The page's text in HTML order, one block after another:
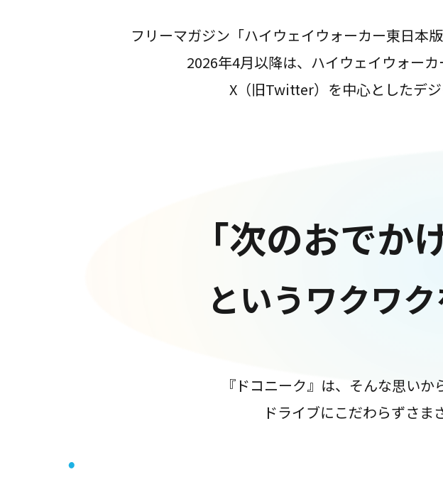
フリーマガジン「ハイウェイウォーカー東日本
2026年4月以降は、ハイウェイウォー
X（旧Twitter）を中心としたデ
「次のおでか
というワクワ
『ドコニーク』は、そんな思い
ドライブにこだわらずさ